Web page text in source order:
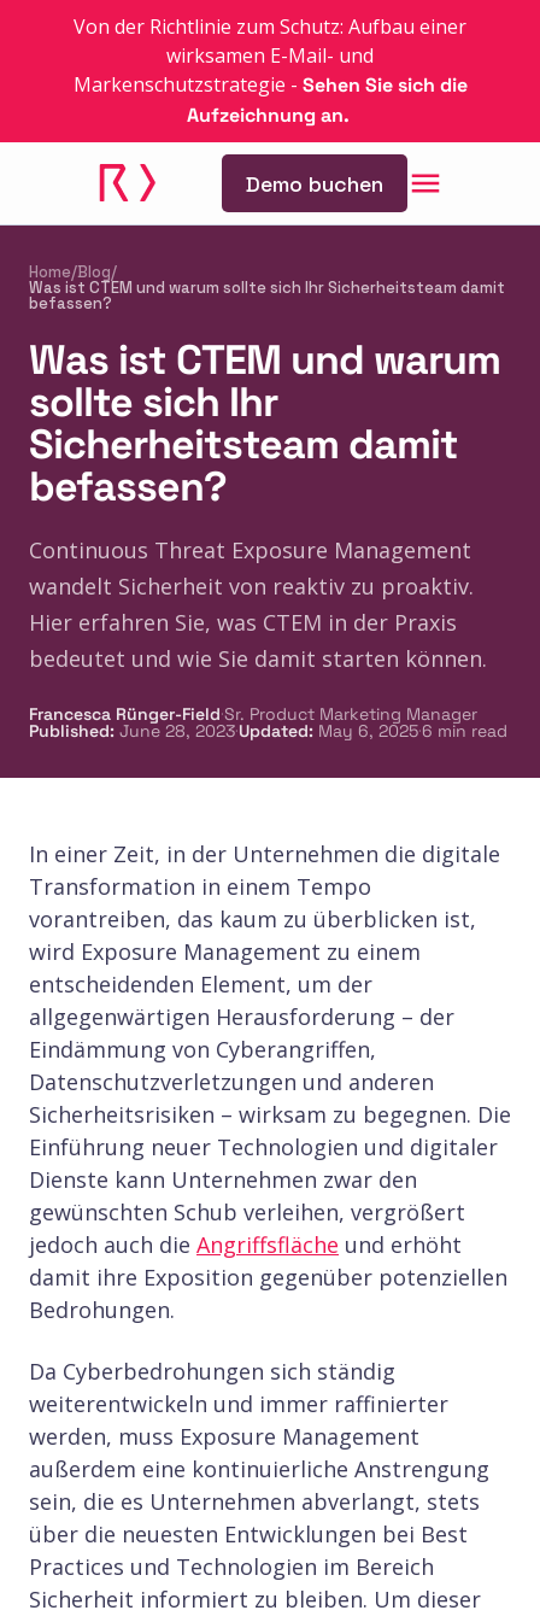
Von der Richtlinie zum Schutz: Aufbau einer
wirksamen E-Mail- und
Markenschutzstrategie - Sehen Sie sich die
Aufzeichnung an.
Demo buchen
Home/Blog/
Was ist CTEM und warum sollte sich Ihr Sicherheitsteam damit
befassen?
Was ist CTEM und warum
sollte sich Ihr
Sicherheitsteam damit
befassen?
Continuous Threat Exposure Management
wandelt Sicherheit von reaktiv zu proaktiv.
Hier erfahren Sie, was CTEM in der Praxis
bedeutet und wie Sie damit starten können.
Francesca Rünger-Field·Sr. Product Marketing Manager
Published: June 28, 2023·Updated: May 6, 2025·6 min read
In einer Zeit, in der Unternehmen die digitale
Transformation in einem Tempo
vorantreiben, das kaum zu überblicken ist,
wird Exposure Management zu einem
entscheidenden Element, um der
allgegenwärtigen Herausforderung – der
Eindämmung von Cyberangriffen,
Datenschutzverletzungen und anderen
Sicherheitsrisiken – wirksam zu begegnen. Die
Einführung neuer Technologien und digitaler
Dienste kann Unternehmen zwar den
gewünschten Schub verleihen, vergrößert
jedoch auch die Angriffsfläche und erhöht
damit ihre Exposition gegenüber potenziellen
Bedrohungen.
Da Cyberbedrohungen sich ständig
weiterentwickeln und immer raffinierter
werden, muss Exposure Management
außerdem eine kontinuierliche Anstrengung
sein, die es Unternehmen abverlangt, stets
über die neuesten Entwicklungen bei Best
Practices und Technologien im Bereich
Sicherheit informiert zu bleiben. Um dieser